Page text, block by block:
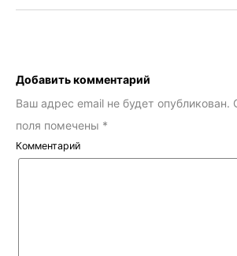
Добавить комментарий
Ваш адрес email не будет опубликован.
поля помечены *
Комментарий